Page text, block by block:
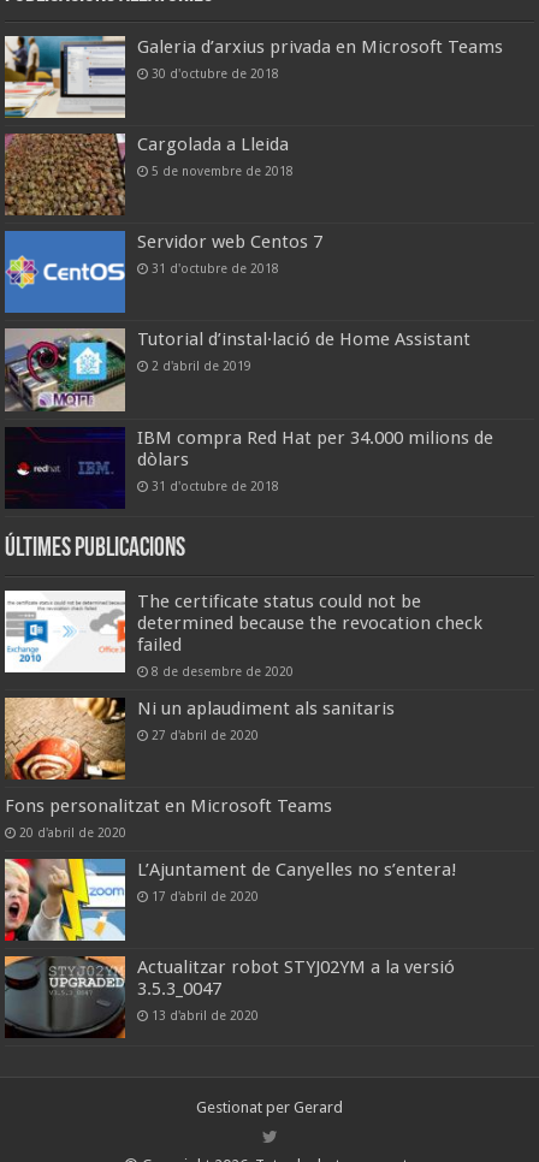
Galeria d’arxius privada en Microsoft Teams
30 d'octubre de 2018
Cargolada a Lleida
5 de novembre de 2018
Servidor web Centos 7
31 d'octubre de 2018
Tutorial d’instal·lació de Home Assistant
2 d'abril de 2019
IBM compra Red Hat per 34.000 milions de
dòlars
31 d'octubre de 2018
Últimes publicacions
The certificate status could not be
determined because the revocation check
failed
8 de desembre de 2020
Ni un aplaudiment als sanitaris
27 d'abril de 2020
Fons personalitzat en Microsoft Teams
20 d'abril de 2020
L’Ajuntament de Canyelles no s’entera!
17 d'abril de 2020
Actualitzar robot STYJ02YM a la versió
3.5.3_0047
13 d'abril de 2020
Gestionat per Gerard